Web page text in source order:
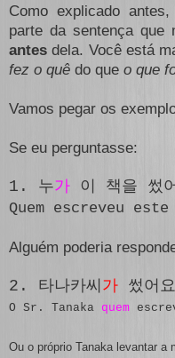
Como explicado
parte da sentença
antes dela. Você está
fez o quê do que o que
Vamos pegar os
Se eu perguntasse:
1. 누가 이 책을 썼
Quem escreveu
Alguém poderia
2. 타나카씨 가 썼어
O Sr. Tanaka quem
Ou o próprio Tanaka levantar a